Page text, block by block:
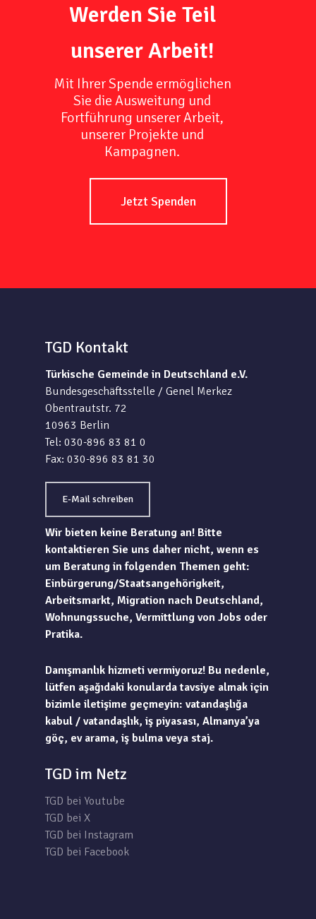
Werden Sie Teil
unserer Arbeit!
Mit Ihrer Spende ermöglichen
Sie die Ausweitung und
Fortführung unserer Arbeit,
unserer Projekte und
Kampagnen.
Jetzt Spenden
TGD Kontakt
Türkische Gemeinde in Deutschland e.V.
Bundesgeschäftsstelle / Genel Merkez
Obentrautstr. 72
10963 Berlin
Tel: 030-896 83 81 0
Fax: 030-896 83 81 30
E-Mail schreiben
Wir bieten keine Beratung an! Bitte
kontaktieren Sie uns daher nicht, wenn es
um Beratung in folgenden Themen geht:
Einbürgerung/Staatsangehörigkeit,
Arbeitsmarkt, Migration nach Deutschland,
Wohnungssuche, Vermittlung von Jobs oder
Pratika.
Danışmanlık hizmeti vermiyoruz! Bu nedenle,
lütfen aşağıdaki konularda tavsiye almak için
bizimle iletişime geçmeyin: vatandaşlığa
kabul / vatandaşlık, iş piyasası, Almanya’ya
göç, ev arama, iş bulma veya staj.
TGD im Netz
TGD bei Youtube
TGD bei X
TGD bei Instagram
TGD bei Facebook